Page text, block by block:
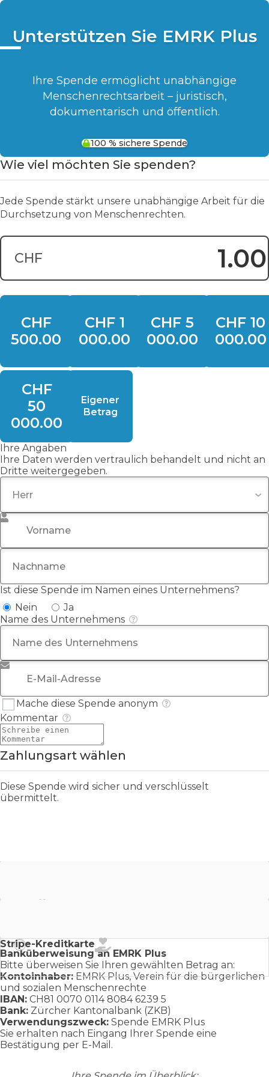
Unterstützen Sie EMRK Plus
Ihre Spende ermöglicht unabhängige
Menschenrechtsarbeit – juristisch,
dokumentarisch und öffentlich.
100 % sichere Spende
Wie viel möchten Sie spenden?
Jede Spende stärkt unsere unabhängige Arbeit für die
Durchsetzung von Menschenrechten.
CHF
Spendensumme:
CHF
500.00
CHF 1
000.00
CHF 5
000.00
CHF 10
000.00
CHF
50
000.00
Eigener
Betrag
Ihre Angaben
Ihre Daten werden vertraulich behandelt und nicht an
Dritte weitergegeben.
Titel
Vorname
Nachname
Ist diese Spende im Namen eines Unternehmens?
Nein
Ja
Name des Unternehmens
E-Mail-Adresse
Mache diese Spende anonym
Kommentar
Zahlungsart wählen
Diese Spende wird sicher und verschlüsselt
übermittelt.
Stripe-Kreditkarte
Banküberweisung an EMRK Plus
Bitte überweisen Sie Ihren gewählten Betrag an:
Kontoinhaber:EMRK Plus, Verein für die bürgerlichen
und sozialen Menschenrechte
IBAN: CH81 0070 0114 8084 6239 5
Bank: Zürcher Kantonalbank (ZKB)
Verwendungszweck: Spende EMRK Plus
Sie erhalten nach Eingang Ihrer Spende eine
Bestätigung per E-Mail.